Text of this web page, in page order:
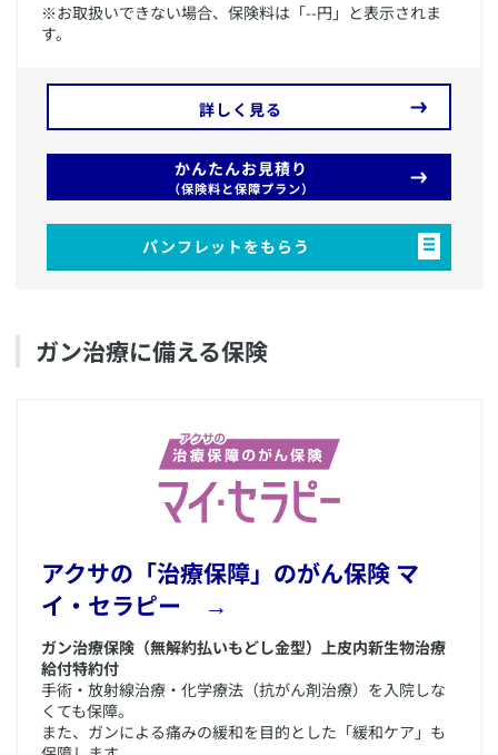
​※お取扱いできない場合、保険料は「--円」と表示されま
す。
詳しく見る
かんたんお見積り
（保険料と保障プラン）
パンフレットをもらう
​ガン治療に備える保険
​アクサの「治療保障」のがん保険 マ
イ・セラピー →
ガン治療保険（無解約払いもどし金型）上皮内新生物治療
給付特約付
手術・放射線治療・化学療法（抗がん剤治療）を入院しな
くても保障。
また、ガンによる痛みの緩和を目的とした「緩和ケア」も